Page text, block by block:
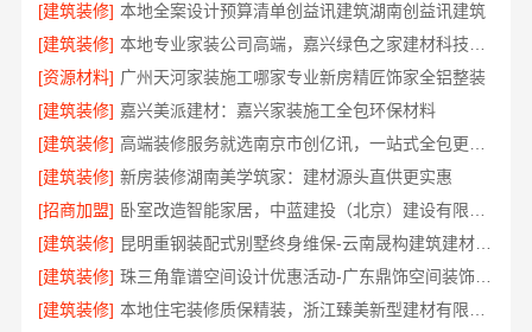
[建筑装修] 本地全案设计预算清单创益讯建筑湖南创益讯建筑
[建筑装修]
[资源材料] 广州天河家装施工哪家专业新房精匠饰家全铝整装
[建筑装修] 嘉兴美派建材：嘉兴家装施工全包环保材料
[建筑装修]
[建筑装修] 新房装修湖南美学筑家：建材源头直供更实惠
[招商加盟]
[建筑装修]
昆明重钢装配式别墅终身维保-云南晟构建筑建材有限公司
[建筑装修]
珠三角靠谱空间设计优惠活动-广东鼎饰空间装饰工程有限公司
[建筑装修]